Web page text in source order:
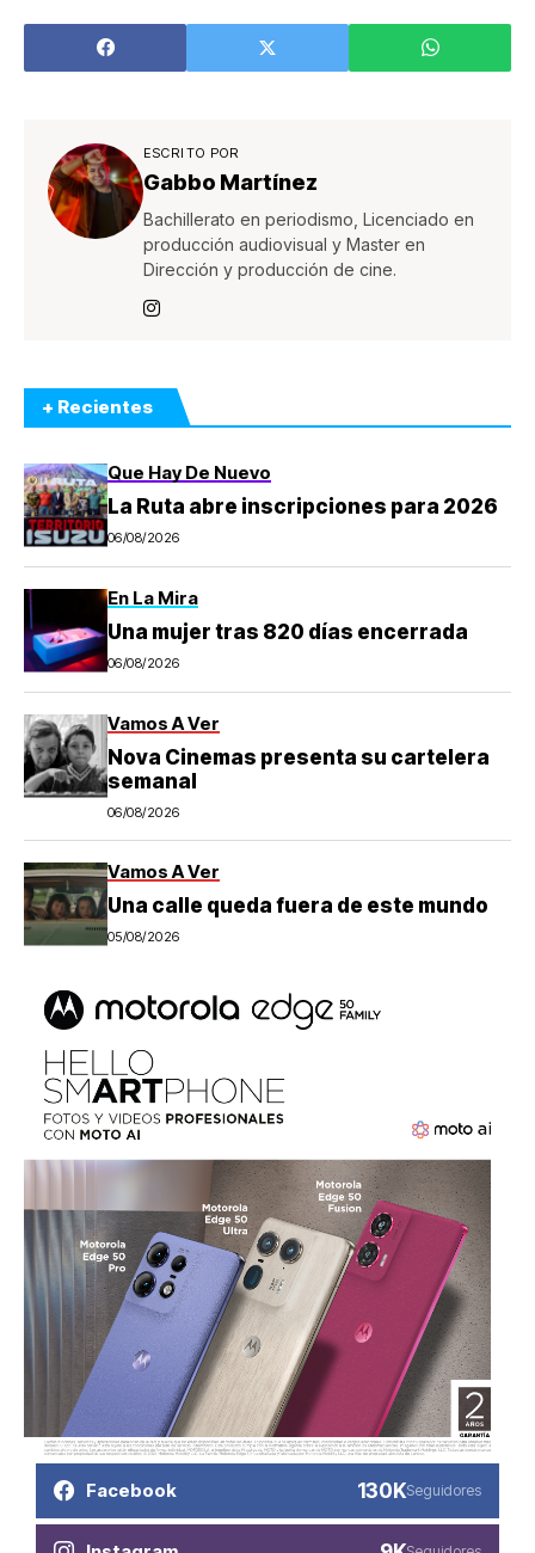
Malone como
artista principal
ESCRITO POR
Gabbo Martínez
Bachillerato en periodismo, Licenciado en
producción audiovisual y Master en
Dirección y producción de cine.
+ Recientes
Que Hay De Nuevo
La Ruta abre inscripciones para 2026
06/08/2026
En La Mira
Una mujer tras 820 días encerrada
06/08/2026
Vamos A Ver
Nova Cinemas presenta su cartelera
semanal
06/08/2026
Vamos A Ver
Una calle queda fuera de este mundo
05/08/2026
Facebook 130KSeguidores